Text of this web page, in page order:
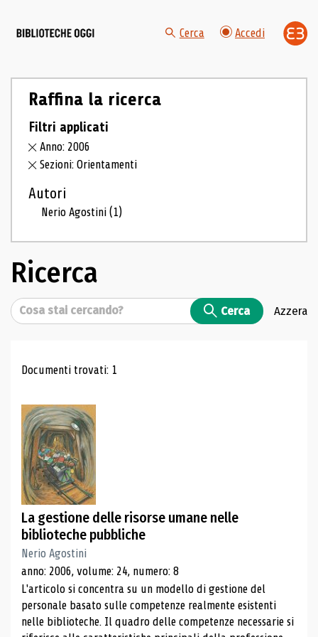
Cerca Accedi
Raffina la ricerca
Filtri applicati
Anno: 2006
Sezioni: Orientamenti
Autori
Nerio Agostini(1)
Ricerca
Cerca Cerca Azzera
Risultati di ricerca
Documenti trovati: 1
La gestione delle risorse umane nelle
biblioteche pubbliche
Nerio Agostini
anno: 2006, volume: 24, numero: 8
L'articolo si concentra su un modello di gestione del
personale basato sulle competenze realmente esistenti
nelle biblioteche. Il quadro delle competenze necessarie si